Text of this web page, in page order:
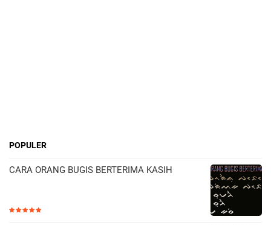
POPULER
CARA ORANG BUGIS BERTERIMA KASIH